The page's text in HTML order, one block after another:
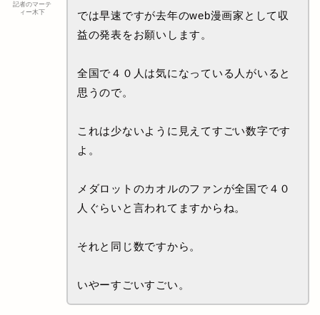
記者のマーテ
ィー木下
では早速ですが去年のweb漫画家として収
益の発表をお願いします。
全国で４０人は気になっている人がいると
思うので。
これは少ないように見えてすごい数字です
よ。
メダロットのカオルのファンが全国で４０
人ぐらいと言われてますからね。
それと同じ数ですから。
いやーすごいすごい。